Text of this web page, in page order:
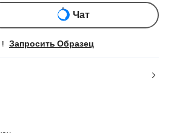
Чат
! Запросить Образец